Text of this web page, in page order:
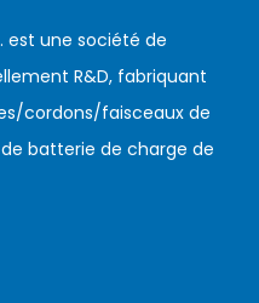
est une société de
R&D, fabriquant
cordons/faisceaux de
batterie de charge de